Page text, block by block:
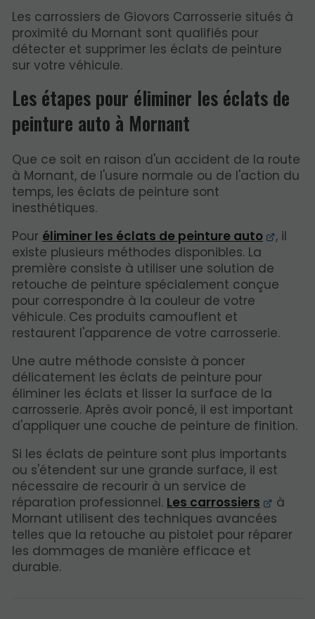
Les carrossiers de Giovors Carrosserie situés à
proximité du Mornant sont qualifiés pour
détecter et supprimer les éclats de peinture
sur votre véhicule.
Les étapes pour éliminer les éclats de
peinture auto à Mornant
Que ce soit en raison d'un accident de la route
à Mornant, de l'usure normale ou de l'action du
temps, les éclats de peinture sont
inesthétiques.
Pour éliminer les éclats de peinture auto
, il
existe plusieurs méthodes disponibles. La
première consiste à utiliser une solution de
retouche de peinture spécialement conçue
pour correspondre à la couleur de votre
véhicule. Ces produits camouflent et
restaurent l'apparence de votre carrosserie.
Une autre méthode consiste à poncer
délicatement les éclats de peinture pour
éliminer les éclats et lisser la surface de la
carrosserie. Après avoir poncé, il est important
d'appliquer une couche de peinture de finition.
Si les éclats de peinture sont plus importants
ou s'étendent sur une grande surface, il est
nécessaire de recourir à un service de
réparation professionnel. Les carrossiers
à
Mornant utilisent des techniques avancées
telles que la retouche au pistolet pour réparer
les dommages de manière efficace et
durable.